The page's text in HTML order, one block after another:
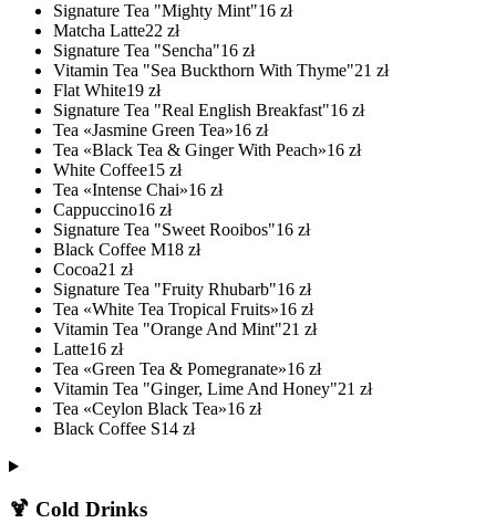
Signature Tea "Mighty Mint"16 zł
Matcha Latte22 zł
Signature Tea "Sencha"16 zł
Vitamin Tea "Sea Buckthorn With Thyme"21 zł
Flat White19 zł
Signature Tea "Real English Breakfast"16 zł
Tea «Jasmine Green Tea»16 zł
Tea «Black Tea & Ginger With Peach»16 zł
White Coffee15 zł
Tea «Intense Chai»16 zł
Cappuccino16 zł
Signature Tea "Sweet Rooibos"16 zł
Black Coffee M18 zł
Cocoa21 zł
Signature Tea "Fruity Rhubarb"16 zł
Tea «White Tea Tropical Fruits»16 zł
Vitamin Tea "Orange And Mint"21 zł
Latte16 zł
Tea «Green Tea & Pomegranate»16 zł
Vitamin Tea "Ginger, Lime And Honey"21 zł
Tea «Ceylon Black Tea»16 zł
Black Coffee S14 zł
🍹 Cold Drinks